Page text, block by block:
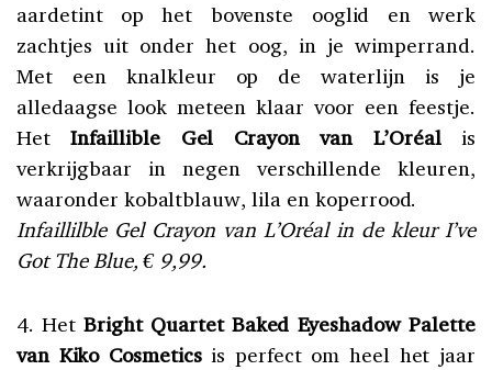
aardetint op het bovenste ooglid en werk
zachtjes uit onder het oog, in je wimperrand.
Met een knalkleur op de waterlijn is je
alledaagse look meteen klaar voor een feestje.
HetInfaillible Gel Crayon van L’Oréalis
verkrijgbaar in negen verschillende kleuren,
waaronder kobaltblauw, lila en koperrood.
Infaillilble Gel Crayon van L’Oréal in de kleur I’ve
Got The Blue, € 9,99.
4. Het Bright Quartet Baked Eyeshadow Palette
van Kiko Cosmeticsis perfect om heel het jaar